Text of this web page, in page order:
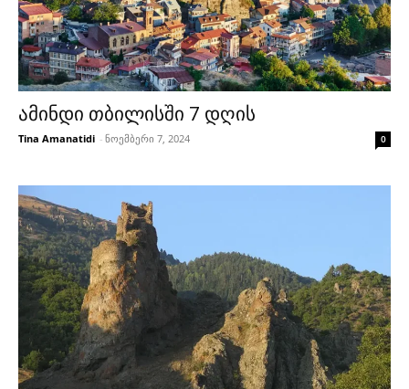
ამინდი თბილისში 7 დღის
Tina Amanatidi - ნოემბერი 7, 2024 0